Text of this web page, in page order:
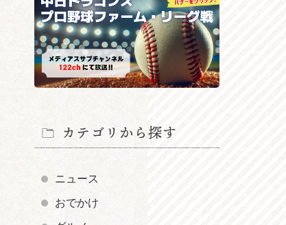
カテゴリから探す
ニュース
おでかけ